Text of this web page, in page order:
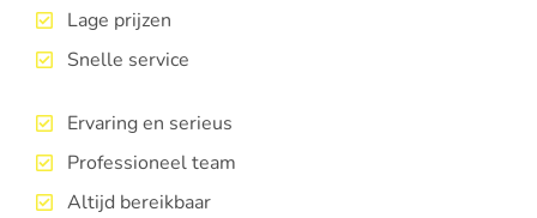
Lage prijzen
Snelle service
Ervaring en serieus
Professioneel team
Altijd bereikbaar